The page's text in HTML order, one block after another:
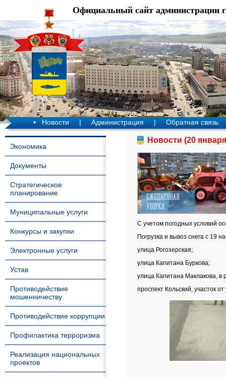
Официальный сайт администрации
Новости | Администрация | Обратная связь
Экономика
Документы
Стратегическое
планирование
Муниципальные услуги
Конкурсы и закупки
Электронные услуги
Устав
Противодействие
мошенничеству
Противодействие коррупции
Профилактика терроризма
Реализация национальных
проектов
Новости (20
С учетом погодных условий
Погрузка и вывоз снега с 19
улица Рогозерская;
улица Капитана Буркова;
улица Капитана Маклакова,
проспект Кольский, участок